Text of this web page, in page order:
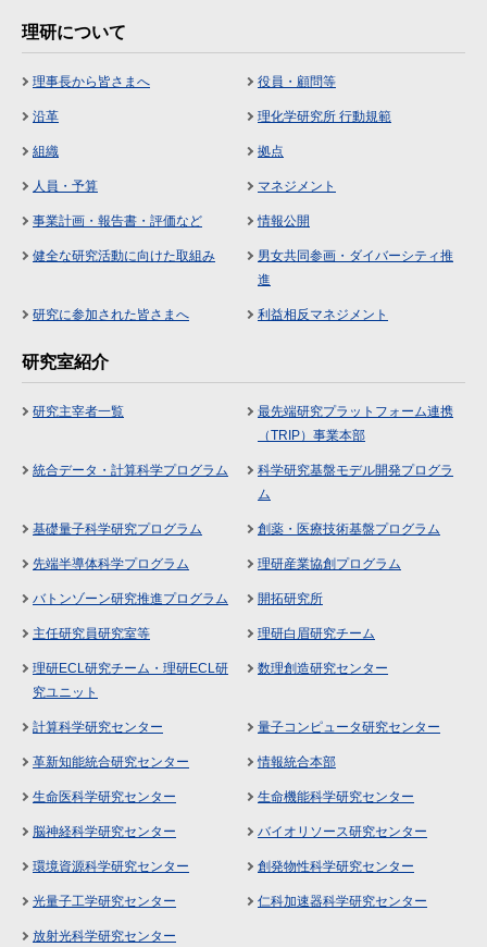
理研について
理事長から皆さまへ 役員・顧問等
沿革 理化学研究所 行動規範
組織 拠点
人員・予算 マネジメント
事業計画・報告書・評価など 情報公開
健全な研究活動に向けた取組み
男女共同参画・ダイバーシティ推
進
研究に参加された皆さまへ 利益相反マネジメント
研究室紹介
研究主宰者一覧
最先端研究プラットフォーム連携
（TRIP）事業本部
統合データ・計算科学プログラム
科学研究基盤モデル開発プログラ
ム
基礎量子科学研究プログラム 創薬・医療技術基盤プログラム
先端半導体科学プログラム 理研産業協創プログラム
バトンゾーン研究推進プログラム 開拓研究所
主任研究員研究室等 理研白眉研究チーム
理研ECL研究チーム・理研ECL研
究ユニット
数理創造研究センター
計算科学研究センター 量子コンピュータ研究センター
革新知能統合研究センター 情報統合本部
生命医科学研究センター 生命機能科学研究センター
脳神経科学研究センター バイオリソース研究センター
環境資源科学研究センター 創発物性科学研究センター
光量子工学研究センター 仁科加速器科学研究センター
放射光科学研究センター